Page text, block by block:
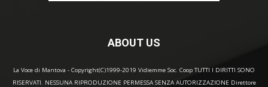
ABOUT US
La Voce di Mantova - Copyright(C)1999-2019 Vidiemme Soc. Coop TUTTI I DIRITTI SONO
RISERVATI. NESSUNA RIPRODUZIONE PERMESSA SENZA AUTORIZZAZIONE Direttore